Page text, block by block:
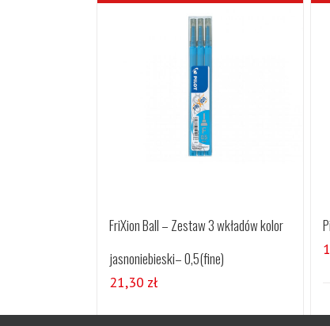
FriXion Ball – Zestaw 3 wkładów kolor
jasnoniebieski– 0,5(fine)
21,30 zł